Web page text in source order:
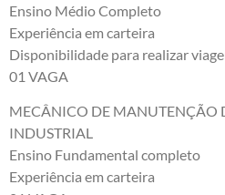
Ensino Médio Completo
Experiência em carteira
Disponibilidade para realizar
01 VAGA
MECÂNICO DE MANUTENÇÃO
INDUSTRIAL
Ensino Fundamental completo
Experiência em carteira